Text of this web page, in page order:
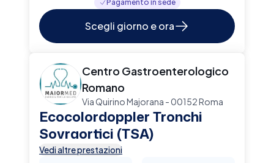
Pagamento in sede
Scegli giorno e ora
Centro Gastroenterologico
Romano
Via Quirino Majorana - 00152 Roma
Ecocolordoppler Tronchi
Sovraortici (TSA)
Vedi altre prestazioni